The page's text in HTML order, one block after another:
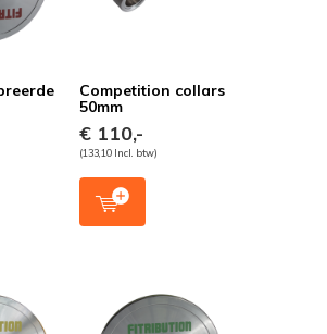
Competition collars
50mm
€ 110,-
(133,10 Incl. btw)